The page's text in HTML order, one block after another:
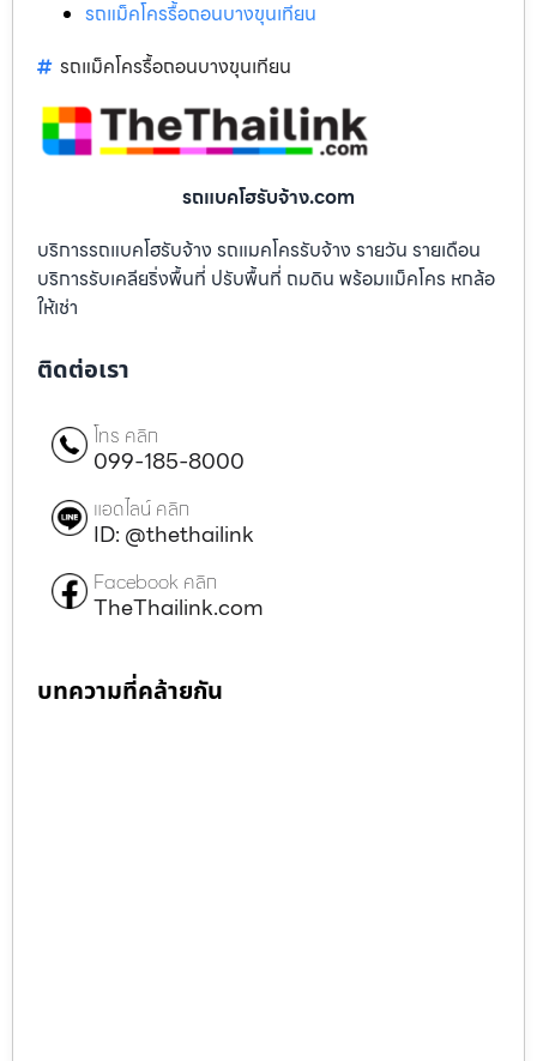
รถแม็คโครรื้อถอนบางขุนเทียน
รถแม็คโครรื้อถอนบางขุนเทียน
รถแบคโฮรับจ้าง.com
บริการรถแบคโฮรับจ้าง รถแมคโครรับจ้าง รายวัน รายเดือน
บริการรับเคลียริ่งพื้นที่ ปรับพื้นที่ ถมดิน พร้อมแม็คโคร หกล้อ
ให้เช่า
ติดต่อเรา
โทร คลิก
099-185-8000
แอดไลน์ คลิก
ID: @thethailink
Facebook คลิก
TheThailink.com
บทความที่คล้ายกัน